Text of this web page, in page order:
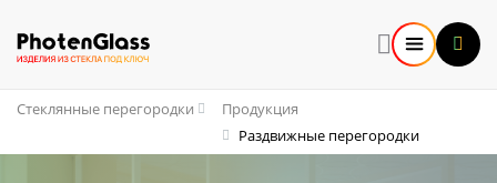
Стеклянные перегородки
Продукция
Раздвижные перегородки